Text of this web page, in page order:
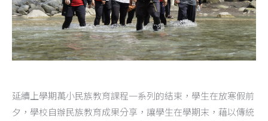
延續上學期萬小民族教育課程一系列的結束，學生在放寒假前
夕，學校自辦民族教育成果分享，讓學生在學期末，藉以傳統